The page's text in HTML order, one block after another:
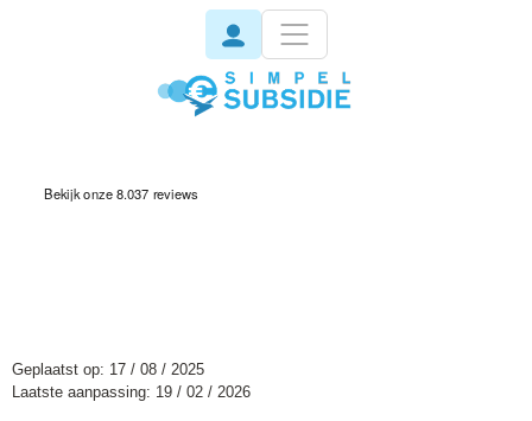
Geplaatst op: 17 / 08 / 2025
Laatste aanpassing: 19 / 02 / 2026